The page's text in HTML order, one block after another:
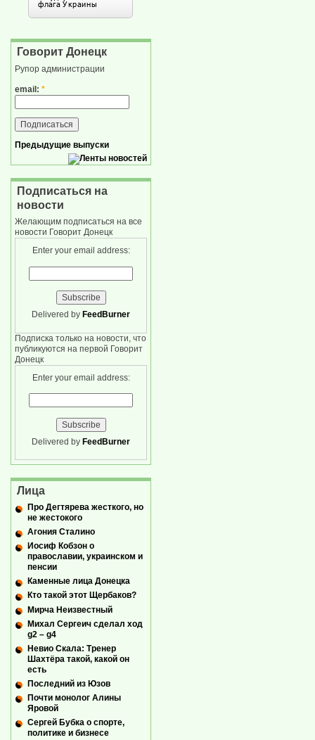
Говорит Донецк
Рупор администрации
email: *
Предыдущие выпуски
Подписаться на
новости
Желающим подписаться на все
новости Говорит Донецк
Enter your email address:
Delivered by FeedBurner
Подписка только на новости, что
публикуются на первой Говорит
Донецк
Enter your email address:
Delivered by FeedBurner
Лица
Про Дегтярева жесткого, но
не жестокого
Агония Сталино
Иосиф Кобзон о
православии, украинском и
пенсии
Каменные лица Донецка
Кто такой этот Щербаков?
Мирча Неизвестный
Михал Сергеич сделал ход
g2 – g4
Невио Скала: Тренер
Шахтёра такой, какой он
есть
Последний из Юзов
Почти монолог Алины
Яровой
Сергей Бубка о спорте,
политике и бизнесе